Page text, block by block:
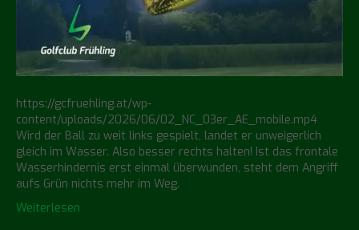
https://gcfruehling.at/wp-
content/uploads/2026/06/02_NC_03er_AE_mobile.mp4
Wird der Ball zu weit links gespielt, landet er unweigerlich
gleich im Wasser. Also besser rechts halten! Ist das frontale
Wasserhindernis erst einmal überwunden, steht dem Angriff
aufs Grün nichts mehr im Weg.
Weiterlesen